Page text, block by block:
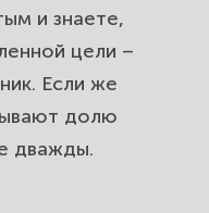
и знаете,
цели –
Если же
долю
дважды.